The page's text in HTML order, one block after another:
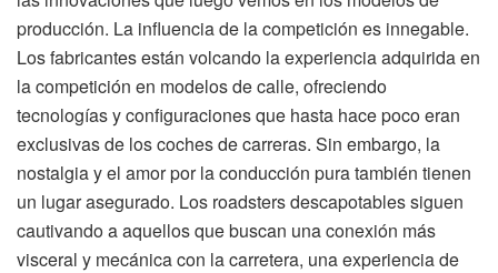
producción. La influencia de la competición es innegable.
Los fabricantes están volcando la experiencia adquirida en
la competición en modelos de calle, ofreciendo
tecnologías y configuraciones que hasta hace poco eran
exclusivas de los coches de carreras. Sin embargo, la
nostalgia y el amor por la conducción pura también tienen
un lugar asegurado. Los roadsters descapotables siguen
cautivando a aquellos que buscan una conexión más
visceral y mecánica con la carretera, una experiencia de